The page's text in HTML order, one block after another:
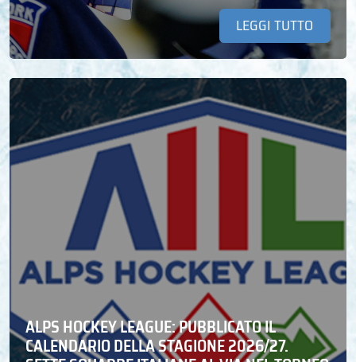
LEGGI TUTTO
ALPS HOCKEY LEAGUE: PUBBLICATO IL
CALENDARIO DELLA STAGIONE 2026/27.